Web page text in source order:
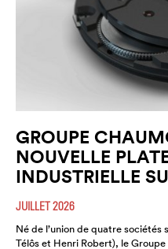
GROUPE
NOUVELLE
INDUSTRIELLE
JUILLET 2026
Né de l’union de quatre
Télôs et Henri Robert), le Groupe